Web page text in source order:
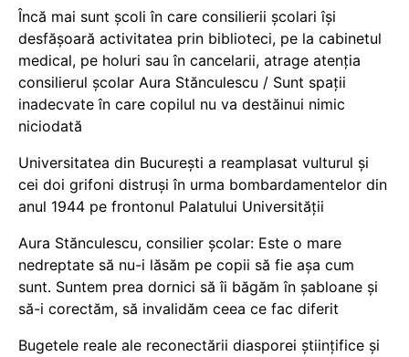
Încă mai sunt școli în care consilierii școlari își
desfășoară activitatea prin biblioteci, pe la cabinetul
medical, pe holuri sau în cancelarii, atrage atenția
consilierul școlar Aura Stănculescu / Sunt spații
inadecvate în care copilul nu va destăinui nimic
niciodată
Universitatea din București a reamplasat vulturul și
cei doi grifoni distruși în urma bombardamentelor din
anul 1944 pe frontonul Palatului Universității
Aura Stănculescu, consilier școlar: Este o mare
nedreptate să nu-i lăsăm pe copii să fie așa cum
sunt. Suntem prea dornici să îi băgăm în șabloane și
să-i corectăm, să invalidăm ceea ce fac diferit
Bugetele reale ale reconectării diasporei științifice și